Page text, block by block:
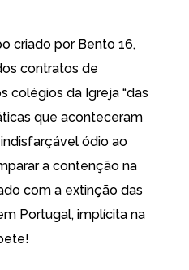
criado por Bento 16,
contratos de
colégios da Igreja “das
que aconteceram
indisfarçável ódio ao
a contenção na
com a extinção das
Portugal, implícita na